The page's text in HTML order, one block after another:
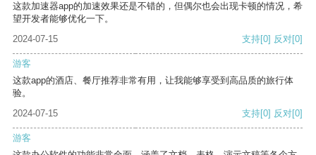
这款加速器app的加速效果还是不错的，但偶尔也会出现卡顿的情况，希
望开发者能够优化一下。
2024-07-15
支持[0] 反对[0]
游客
这款app的酒店、餐厅推荐非常有用，让我能够享受到高品质的旅行体
验。
2024-07-15
支持[0] 反对[0]
游客